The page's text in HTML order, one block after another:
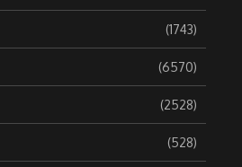
(1743)
(6570)
(2528)
(528)